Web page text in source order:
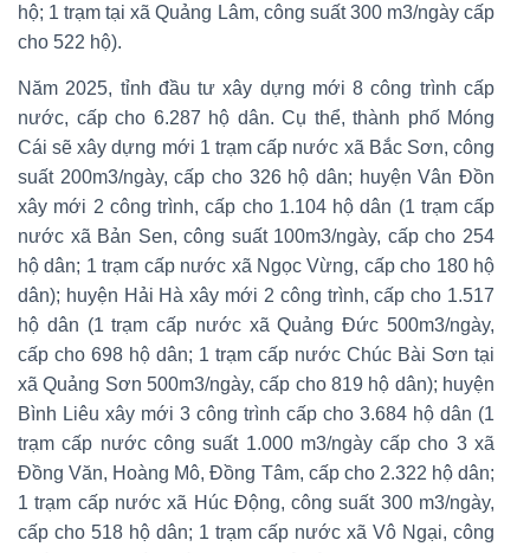
hộ; 1 trạm tại xã Quảng Lâm, công suất 300 m3/ngày cấp
cho 522 hộ).
Năm 2025, tỉnh đầu tư xây dựng mới 8 công trình cấp
nước, cấp cho 6.287 hộ dân. Cụ thể, thành phố Móng
Cái sẽ xây dựng mới 1 trạm cấp nước xã Bắc Sơn, công
suất 200m3/ngày, cấp cho 326 hộ dân; huyện Vân Đồn
xây mới 2 công trình, cấp cho 1.104 hộ dân (1 trạm cấp
nước xã Bản Sen, công suất 100m3/ngày, cấp cho 254
hộ dân; 1 trạm cấp nước xã Ngọc Vừng, cấp cho 180 hộ
dân); huyện Hải Hà xây mới 2 công trình, cấp cho 1.517
hộ dân (1 trạm cấp nước xã Quảng Đức 500m3/ngày,
cấp cho 698 hộ dân; 1 trạm cấp nước Chúc Bài Sơn tại
xã Quảng Sơn 500m3/ngày, cấp cho 819 hộ dân); huyện
Bình Liêu xây mới 3 công trình cấp cho 3.684 hộ dân (1
trạm cấp nước công suất 1.000 m3/ngày cấp cho 3 xã
Đồng Văn, Hoàng Mô, Đồng Tâm, cấp cho 2.322 hộ dân;
1 trạm cấp nước xã Húc Động, công suất 300 m3/ngày,
cấp cho 518 hộ dân; 1 trạm cấp nước xã Vô Ngại, công